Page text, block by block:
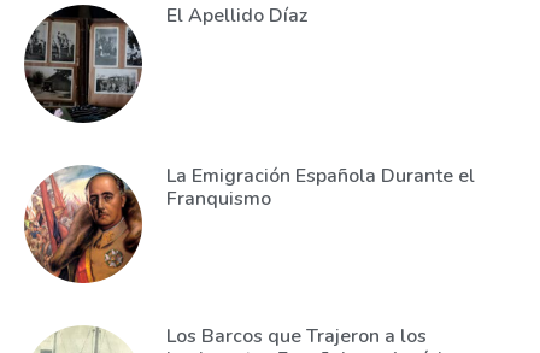
El Apellido Díaz
La Emigración Española Durante el
Franquismo
Los Barcos que Trajeron a los